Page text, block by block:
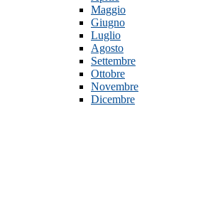
Maggio
Giugno
Luglio
Agosto
Settembre
Ottobre
Novembre
Dicembre